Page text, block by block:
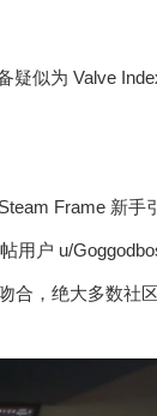
疑似为 Valve
Frame 新手
用户 u/
，绝大多数社